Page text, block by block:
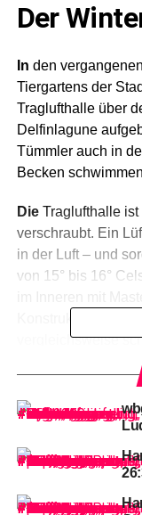
Der
In den
Tiergartens der
Traglufthalle über
Delfinlagune
Tümmler auch in
Becken
DieTraglufthalle ist
verschraubt. Ein
in der Luft – und
von 15° bis 16°
Konstruktion
vergleichsweise
erklärt der
Thomas Schiller.
November bis
„Sinkt die
Celsius, bleiben
eins und sechs, die